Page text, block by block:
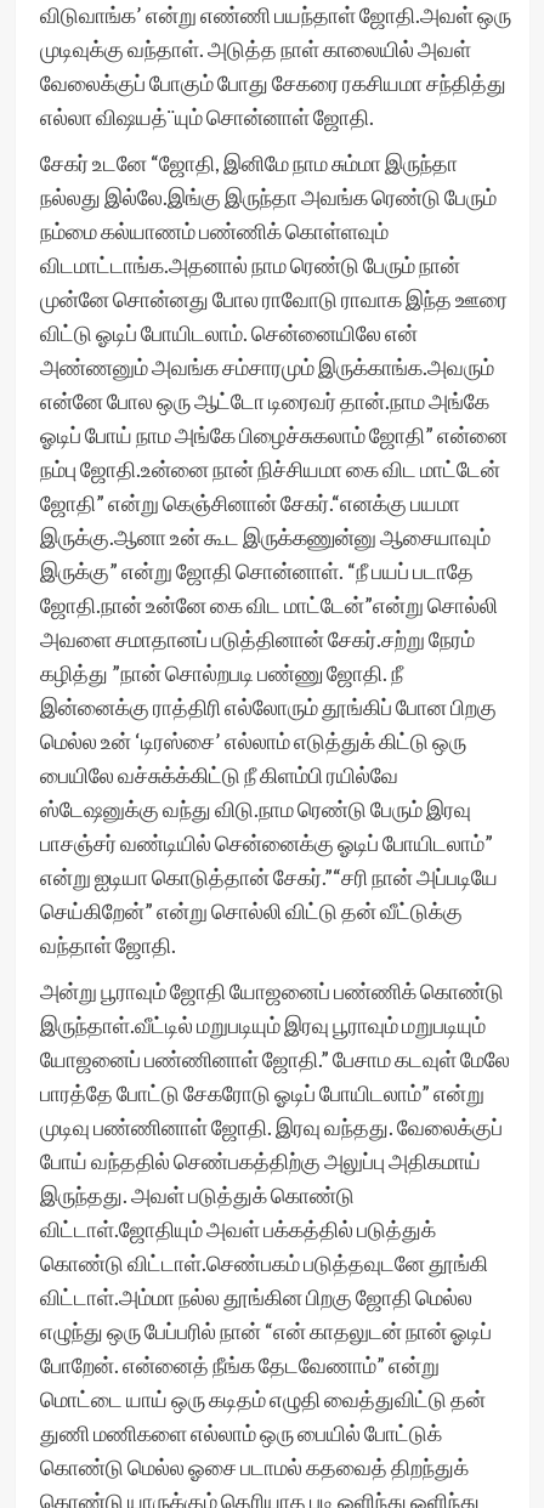
விடுவாங்க’ என்று எண்ணி பயந்தாள் ஜோதி.அவள் ஒரு
முடிவுக்கு வந்தாள். அடுத்த நாள் காலையில் அவள்
வேலைக்குப் போகும் போது சேகரை ரகசியமா சந்தித்து
எல்லா விஷயத்¨யும் சொன்னாள் ஜோதி.
சேகர் உடனே “ஜோதி, இனிமே நாம சும்மா இருந்தா
நல்லது இல்லே.இங்கு இருந்தா அவங்க ரெண்டு பேரும்
நம்மை கல்யாணம் பண்ணிக் கொள்ளவும்
விடமாட்டாங்க.அதனால் நாம ரெண்டு பேரும் நான்
முன்னே சொன்னது போல ராவோடு ராவாக இந்த ஊரை
விட்டு ஓடிப் போயிடலாம். சென்னையிலே என்
அண்ணனும் அவங்க சம்சாரமும் இருக்காங்க.அவரும்
என்னே போல ஒரு ஆட்டோ டிரைவர் தான்.நாம அங்கே
ஓடிப் போய் நாம அங்கே பிழைச்சுகலாம் ஜோதி” என்னை
நம்பு ஜோதி.உன்னை நான் நிச்சியமா கை விட மாட்டேன்
ஜோதி” என்று கெஞ்சினான் சேகர்.“எனக்கு பயமா
இருக்கு.ஆனா உன் கூட இருக்கணுன்னு ஆசையாவும்
இருக்கு” என்று ஜோதி சொன்னாள். “நீ பயப் படாதே
ஜோதி.நான் உன்னே கை விட மாட்டேன்”என்று சொல்லி
அவளை சமாதானப் படுத்தினான் சேகர்.சற்று நேரம்
கழித்து ”நான் சொல்றபடி பண்ணு ஜோதி. நீ
இன்னைக்கு ராத்திரி எல்லோரும் தூங்கிப் போன பிறகு
மெல்ல உன் ‘டிரஸ்சை’ எல்லாம் எடுத்துக் கிட்டு ஒரு
பையிலே வச்சுக்க்கிட்டு நீ கிளம்பி ரயில்வே
ஸ்டேஷனுக்கு வந்து விடு.நாம ரெண்டு பேரும் இரவு
பாசஞ்சர் வண்டியில் சென்னைக்கு ஓடிப் போயிடலாம்”
என்று ஐடியா கொடுத்தான் சேகர்.”“சரி நான் அப்படியே
செய்கிறேன்” என்று சொல்லி விட்டு தன் வீட்டுக்கு
வந்தாள் ஜோதி.
அன்று பூராவும் ஜோதி யோஜனைப் பண்ணிக் கொண்டு
இருந்தாள்.வீட்டில் மறுபடியும் இரவு பூராவும் மறுபடியும்
யோஜனைப் பண்ணினாள் ஜோதி.” பேசாம கடவுள் மேலே
பாரத்தே போட்டு சேகரோடு ஓடிப் போயிடலாம்” என்று
முடிவு பண்ணினாள் ஜோதி. இரவு வந்தது. வேலைக்குப்
போய் வந்ததில் செண்பகத்திற்கு அலுப்பு அதிகமாய்
இருந்தது. அவள் படுத்துக் கொண்டு
விட்டாள்.ஜோதியும் அவள் பக்கத்தில் படுத்துக்
கொண்டு விட்டாள்.செண்பகம் படுத்தவுடனே தூங்கி
விட்டாள்.அம்மா நல்ல தூங்கின பிறகு ஜோதி மெல்ல
எழுந்து ஒரு பேப்பரில் நான் “என் காதலுடன் நான் ஓடிப்
போறேன். என்னைத் நீங்க தேடவேணாம்” என்று
மொட்டை யாய் ஒரு கடிதம் எழுதி வைத்துவிட்டு தன்
துணி மணிகளை எல்லாம் ஒரு பையில் போட்டுக்
கொண்டு மெல்ல ஓசை படாமல் கதவைத் திறந்துக்
கொண்டு யாருக்கும் தெரியாத படி ஒளிந்து ஓளிந்து